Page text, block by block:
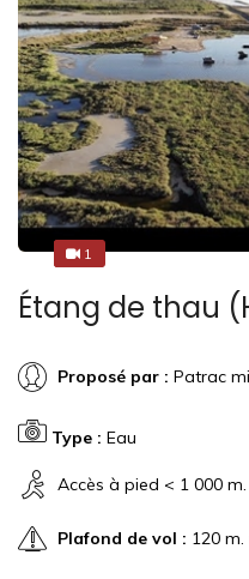
11
Étang de thau
Proposé par : Patrac
Type : Eau
Accès à pied < 1 000 m.
Plafond de vol : 120 m.